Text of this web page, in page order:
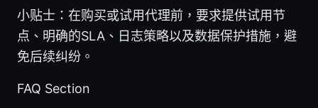
小贴士：在购买或试用代理前，要求提供试用节
点、明确的SLA、日志策略以及数据保护措施，避
免后续纠纷。
FAQ Section